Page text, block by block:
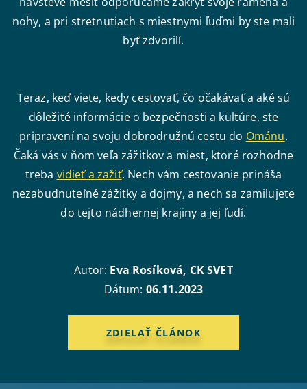
nohy, a pri stretnutiach s miestnymi ľuďmi by ste mali
byť zdvorilí.
Teraz, keď viete, kedy cestovať, čo očakávať a aké sú
dôležité informácie o bezpečnosti a kultúre, ste
pripravení na svoju dobrodružnú cestu do Ománu.
Čaká vás v ňom veľa zážitkov a miest, ktoré rozhodne
treba vidieť a zažiť. Nech vám cestovanie prináša
nezabudnuteľné zážitky a dojmy, a nech sa zamilujete
do tejto nádhernej krajiny a jej ľudí.
Autor: Eva Rosíková, CK SVET
Dátum: 06.11.2023
ZDIELAŤ ČLÁNOK